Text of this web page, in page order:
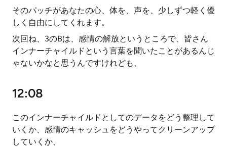
そのパッチがあなたの心、体を、声を、少しずつ軽く優
しく自由にしてくれます。
次回ね、3のBは、感情の解放というところで、皆さん
インナーチャイルドという言葉を聞いたことがあるんじ
ゃないかなと思うんですけれども、
12:08
このインナーチャイルドとしてのデータをどう整理して
いくか、感情のキャッシュをどうやってクリーンアップ
していくか、